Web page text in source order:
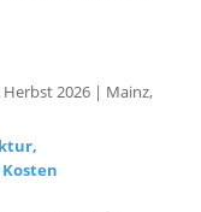
2026 | Mainz,
ONLINE: KI für
mit ZOOM